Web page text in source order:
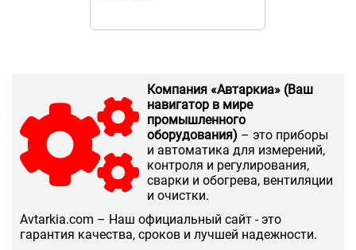
Компания «Автаркиа» (Ваш
навигатор в мире
промышленного
оборудования) – это приборы
и автоматика для измерений,
контроля и регулирования,
сварки и обогрева, вентиляции
и очистки.
Аvtarkia.com – Наш официальный сайт - это
гарантия качества, сроков и лучшей надежности.